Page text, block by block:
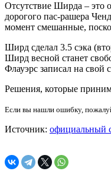
Отсутствие Ширда – это
дорогого пас-рашера
момент смешанные,
Ширд сделал 3.5 сэка
Ширд весной станет
Флауэрс записал на свой
Решения, которые
Если вы нашли ошибку,
Источник: официальный